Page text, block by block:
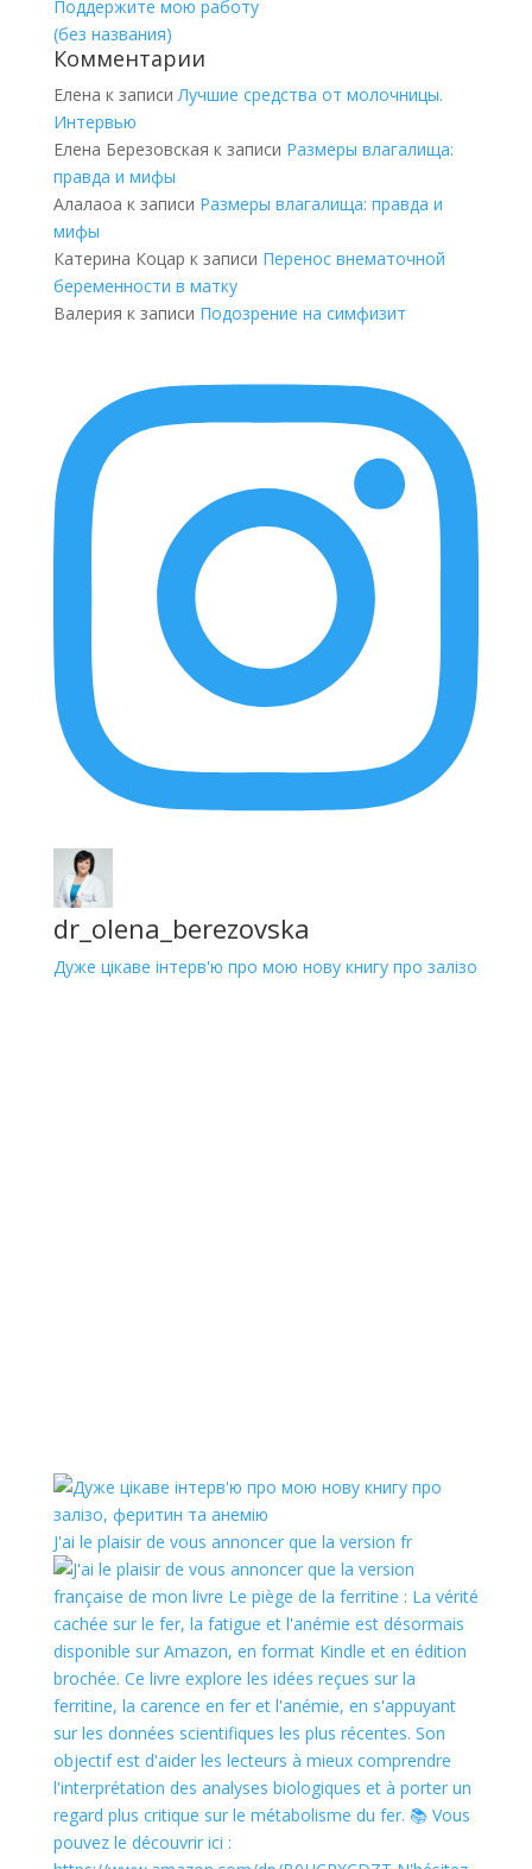
Поддержите мою работу
(без названия)
Комментарии
Елена к записиЛучшие средства от молочницы.
Интервью
Елена Березовская к записи Размеры влагалища:
правда и мифы
Алалаоа к записи Размеры влагалища: правда и
мифы
Катерина Коцар к записи Перенос внематочной
беременности в матку
Валерия к записи Подозрение на симфизит
dr_olena_berezovska
Дуже цікаве інтерв'ю про мою нову книгу про залізо
J'ai le plaisir de vous annoncer que la version fr